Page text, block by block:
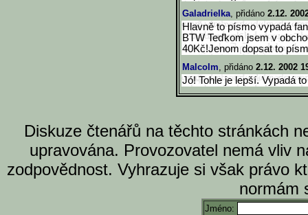
Galadrielka, přidáno 2.12.
Hlavně to písmo vypadá
BTW Teďkom jsem v
40Kč!Jenom dopsat to
Malcolm, přidáno 2.12. 2002
Jó! Tohle je lepší. Vypadá
Diskuze čtenářů na těchto stránkách
upravována. Provozovatel nemá vliv
zodpovědnost. Vyhrazuje si však právo
normám
Jméno: